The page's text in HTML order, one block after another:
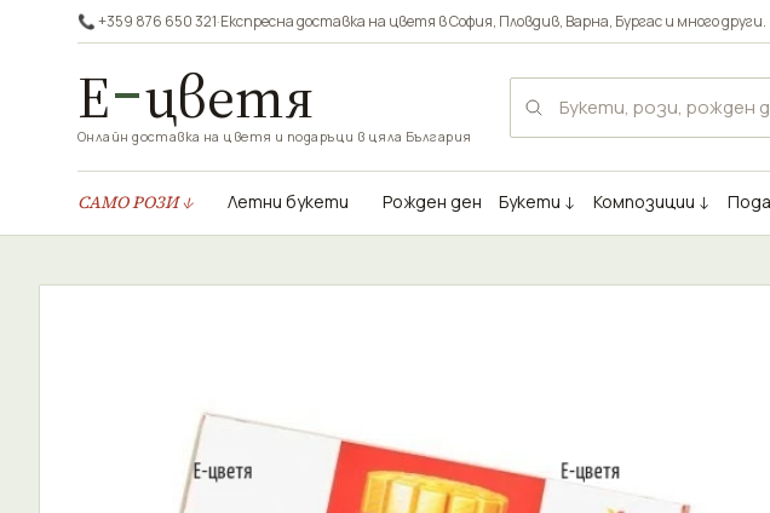
📞 +359 876 650 321·Експресна доставка на цветя вСофия, Пловдив, Варна, Бургаси много други.
Е цветя
Онлайн доставка на цветя и подаръци в цяла България
САМО РОЗИ ↓ Летни букети Рожден ден Букети ↓ Композиции ↓